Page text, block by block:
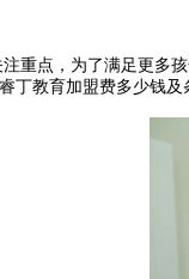
重点，为了满足更多
丁教育加盟费多少钱